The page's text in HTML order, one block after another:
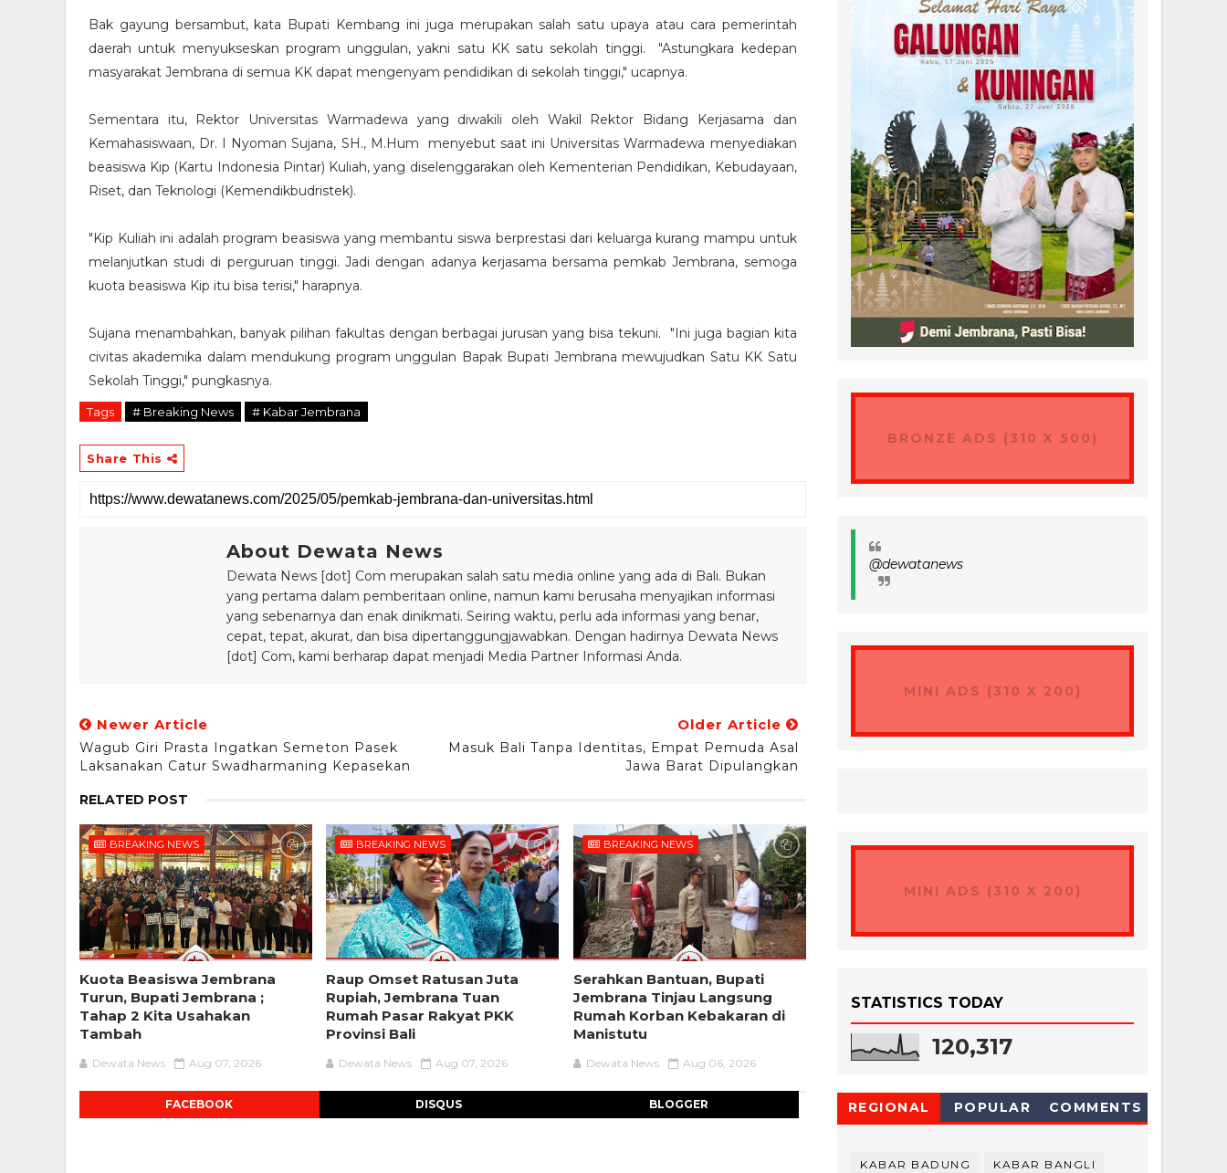
Bak gayung bersambut, kata Bupati Kembang ini juga merupakan salah satu upaya atau cara pemerintah
daerah untuk menyukseskan program unggulan, yakni satu KK satu sekolah tinggi. "Astungkara kedepan
masyarakat Jembrana di semua KK dapat mengenyam pendidikan di sekolah tinggi," ucapnya.
Sementara itu, Rektor Universitas Warmadewa yang diwakili oleh Wakil Rektor Bidang Kerjasama dan
Kemahasiswaan, Dr. I Nyoman Sujana, SH., M.Hum menyebut saat ini Universitas Warmadewa menyediakan
beasiswa Kip (Kartu Indonesia Pintar) Kuliah, yang diselenggarakan oleh Kementerian Pendidikan, Kebudayaan,
Riset, dan Teknologi (Kemendikbudristek).
"Kip Kuliah ini adalah program beasiswa yang membantu siswa berprestasi dari keluarga kurang mampu untuk
melanjutkan studi di perguruan tinggi. Jadi dengan adanya kerjasama bersama pemkab Jembrana, semoga
kuota beasiswa Kip itu bisa terisi," harapnya.
Sujana menambahkan, banyak pilihan fakultas dengan berbagai jurusan yang bisa tekuni. "Ini juga bagian kita
civitas akademika dalam mendukung program unggulan Bapak Bupati Jembrana mewujudkan Satu KK Satu
Sekolah Tinggi," pungkasnya.
Tags # Breaking News # Kabar Jembrana
Share This
About Dewata News
Dewata News [dot] Com merupakan salah satu media online yang ada di Bali. Bukan
yang pertama dalam pemberitaan online, namun kami berusaha menyajikan informasi
yang sebenarnya dan enak dinikmati. Seiring waktu, perlu ada informasi yang benar,
cepat, tepat, akurat, dan bisa dipertanggungjawabkan. Dengan hadirnya Dewata News
[dot] Com, kami berharap dapat menjadi Media Partner Informasi Anda.
Newer Article
Wagub Giri Prasta Ingatkan Semeton Pasek
Laksanakan Catur Swadharmaning Kepasekan
Older Article
Masuk Bali Tanpa Identitas, Empat Pemuda Asal
Jawa Barat Dipulangkan
RELATED POST
BREAKING NEWS
Kuota Beasiswa Jembrana
Turun, Bupati Jembrana ;
Tahap 2 Kita Usahakan
Tambah
Dewata News Aug 07, 2026
BREAKING NEWS
Raup Omset Ratusan Juta
Rupiah, Jembrana Tuan
Rumah Pasar Rakyat PKK
Provinsi Bali
Dewata News Aug 07, 2026
BREAKING NEWS
Serahkan Bantuan, Bupati
Jembrana Tinjau Langsung
Rumah Korban Kebakaran di
Manistutu
Dewata News Aug 06, 2026
FACEBOOK DISQUS BLOGGER
BRONZE ADS (310 X 500)
@dewatanews
MINI ADS (310 X 200)
MINI ADS (310 X 200)
STATISTICS TODAY
120,317
REGIONAL POPULAR COMMENTS
KABAR BADUNG KABAR BANGLI